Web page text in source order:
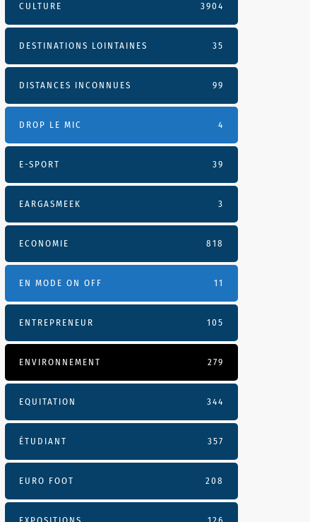
CULTURE 3904
DESTINATIONS LOINTAINES 35
DISTANCES INCONNUES 99
DROP LE MIC 4
E-SPORT 39
EARGASMEEK 3
ECONOMIE 818
EN MODE ON OFF 11
ENTREPRENEUR 105
ENVIRONNEMENT 279
EQUITATION 344
ÉTUDIANT 357
EURO FOOT 208